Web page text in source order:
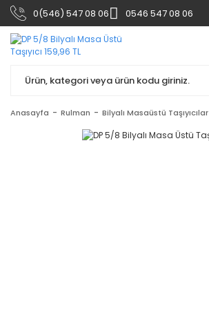
0(546) 547 08 06 0546 547 08 06
Anasayfa Rulman Bilyalı Masaüstü Taşıyıcılar